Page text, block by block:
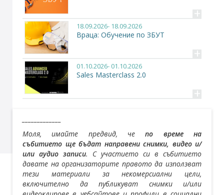
+
18.09.2026- 18.09.2026
Враца: Обучение по ЗБУТ
+
01.10.2026- 01.10.2026
Sales Masterclass 2.0
+
Моля, имайте предвид, чепо време на
събитието ще бъдат направени снимки, видео и/
или аудио записи. С участието си в събитието
давате на организаторите правото да използват
тези материали за некомерсиални цели,
включително да публикуват снимки и/или